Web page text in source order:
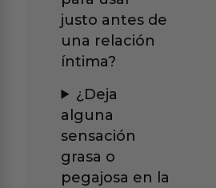
justo antes de
una relación
íntima?
¿Deja
alguna
sensación
grasa o
pegajosa en la